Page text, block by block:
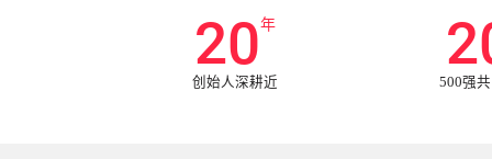
20年
创始人深耕近 500强